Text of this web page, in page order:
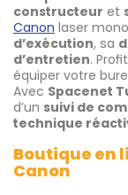
constructeur et
Canon laser
d’exécution, sa
d’entretien.
équiper votre
Avec Spacenet
d’un suivi de
technique
Boutique en
Canon